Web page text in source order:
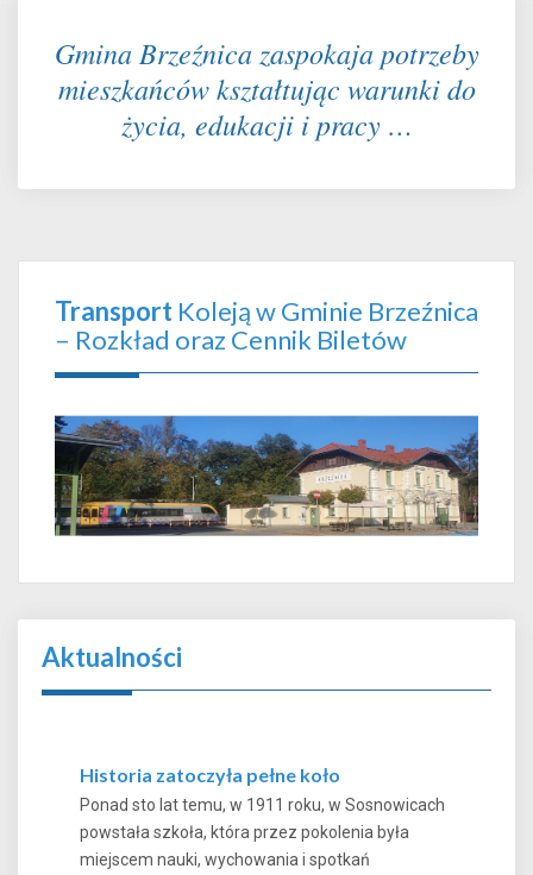
Gmina Brzeźnica zaspokaja potrzeby
mieszkańców kształtując warunki do
życia, edukacji i pracy …
Transport Koleją w Gminie Brzeźnica
– Rozkład oraz Cennik Biletów
Aktualności
Historia zatoczyła pełne koło
Ponad sto lat temu, w 1911 roku, w Sosnowicach
powstała szkoła, która przez pokolenia była
miejscem nauki, wychowania i spotkań